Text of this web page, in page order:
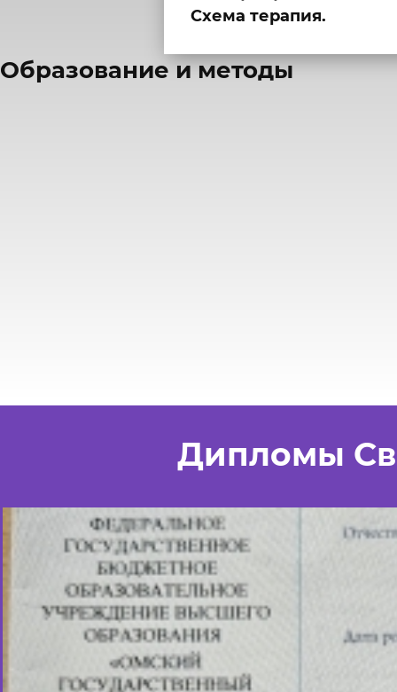
Схема терапия.
​Образование и методы
Дипломы